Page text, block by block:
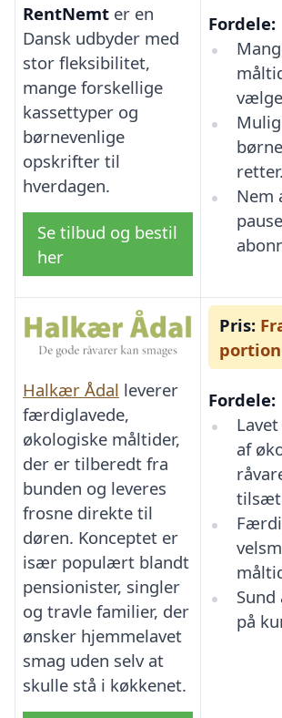
RentNemt er en
Dansk udbyder med
stor fleksibilitet,
mange forskellige
kassettyper og
børnevenlige
opskrifter til
hverdagen.
Se tilbud og bestil
her
Fordele:
retter.
Nem
Halkær Ådal leverer
færdiglavede,
økologiske måltider,
der er tilberedt fra
bunden og leveres
frosne direkte til
døren. Konceptet er
især populært blandt
pensionister, singler
og travle familier, der
ønsker hjemmelavet
smag uden selv at
skulle stå i køkkenet.
Pris:
portion
Fordele:
af
på